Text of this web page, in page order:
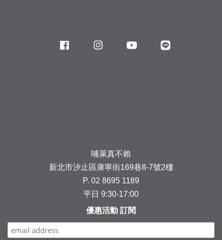
哺萊真不賴
新北市汐止區康寧街169巷8-7號2樓
P. 02 8695 1189
平日 9:30-17:00
優惠活動 訂閱